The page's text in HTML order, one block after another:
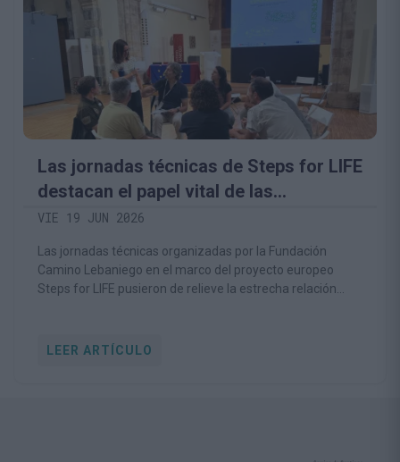
Las jornadas técnicas de Steps for LIFE
destacan el papel vital de las
comunidades rurales en la
conservación del medio natural
VIE 19 JUN 2026
Las jornadas técnicas organizadas por la Fundación
Camino Lebaniego en el marco del proyecto europeo
Steps for LIFE pusieron de relieve la estrecha relación
LEER ARTÍCULO